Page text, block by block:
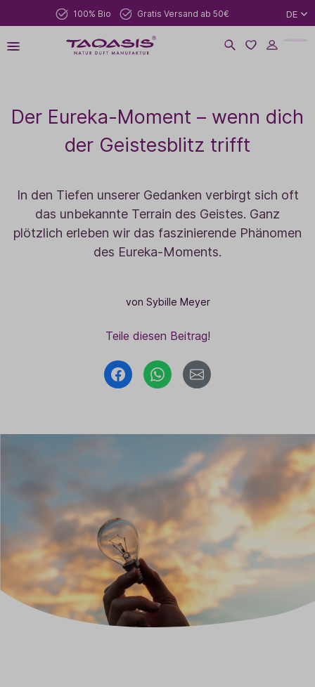
100% Bio Gratis Versand ab 50€ DE
Der Eureka-Moment – wenn dich
der Geistesblitz trifft
In den Tiefen unserer Gedanken verbirgt sich oft
das unbekannte Terrain des Geistes. Ganz
plötzlich erleben wir das faszinierende Phänomen
des Eureka-Moments.
von Sybille Meyer
Teile diesen Beitrag!